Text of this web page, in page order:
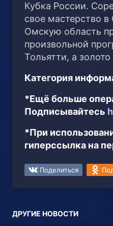
Кубка России.
свое мастерство
Омскую область
произвольной
Тольятти, а
Категория
*Ещё больше
Подписывайтесь
*При
гиперссылка на
Поделиться
ДРУГИЕ НОВОСТИ